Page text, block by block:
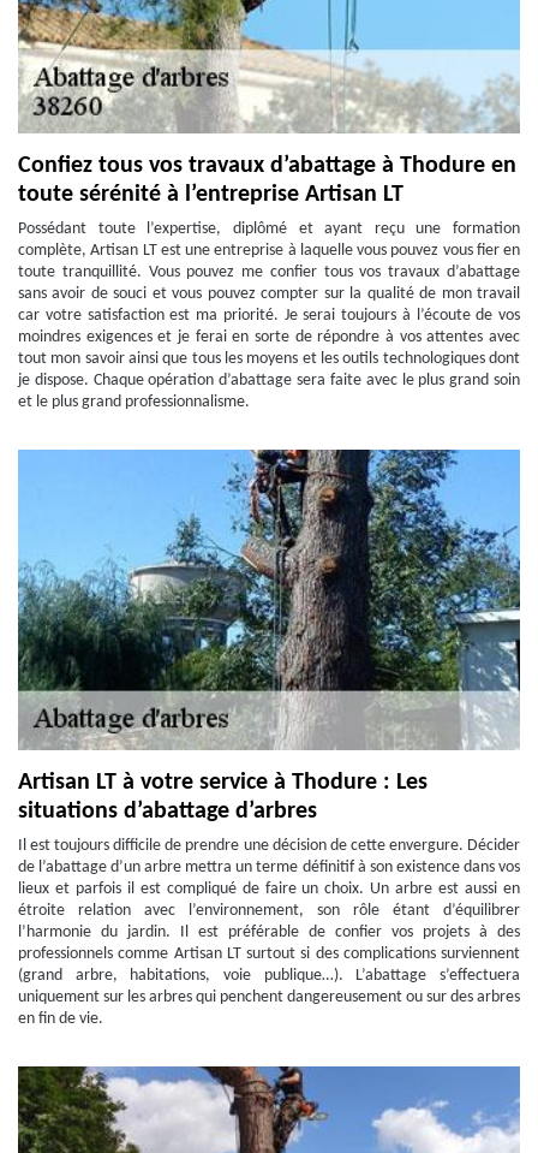
Confiez tous vos travaux d’abattage à Thodure en
toute sérénité à l’entreprise Artisan LT
Possédant toute l’expertise, diplômé et ayant reçu une formation
complète, Artisan LT est une entreprise à laquelle vous pouvez vous fier en
toute tranquillité. Vous pouvez me confier tous vos travaux d’abattage
sans avoir de souci et vous pouvez compter sur la qualité de mon travail
car votre satisfaction est ma priorité. Je serai toujours à l’écoute de vos
moindres exigences et je ferai en sorte de répondre à vos attentes avec
tout mon savoir ainsi que tous les moyens et les outils technologiques dont
je dispose. Chaque opération d’abattage sera faite avec le plus grand soin
et le plus grand professionnalisme.
Artisan LT à votre service à Thodure : Les
situations d’abattage d’arbres
Il est toujours difficile de prendre une décision de cette envergure. Décider
de l’abattage d’un arbre mettra un terme définitif à son existence dans vos
lieux et parfois il est compliqué de faire un choix. Un arbre est aussi en
étroite relation avec l’environnement, son rôle étant d’équilibrer
l’harmonie du jardin. Il est préférable de confier vos projets à des
professionnels comme Artisan LT surtout si des complications surviennent
(grand arbre, habitations, voie publique…). L’abattage s’effectuera
uniquement sur les arbres qui penchent dangereusement ou sur des arbres
en fin de vie.